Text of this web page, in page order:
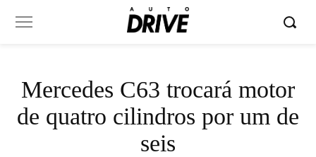
Mercedes C63 trocará motor
de quatro cilindros por um de
seis